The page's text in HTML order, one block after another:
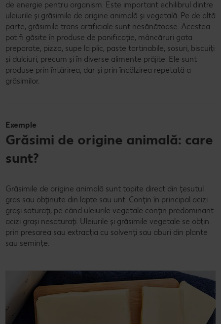
de energie pentru organism. Este important echilibrul dintre
uleiurile și grăsimile de origine animală și vegetală. Pe de altă
parte, grăsimile trans artificiale sunt nesănătoase. Acestea
pot fi găsite în produse de panificație, mâncăruri gata
preparate, pizza, supe la plic, paste tartinabile, sosuri, biscuiți
și dulciuri, precum și în diverse alimente prăjite. Ele sunt
produse prin întărirea, dar și prin încălzirea repetată a
grăsimilor.
Exemple
Grăsimi de origine animală: care
sunt?
Grăsimile de origine animală sunt topite direct din țesutul
gras sau obținute din lapte sau unt. Conțin în principal acizi
grași saturați, pe când uleiurile vegetale conțin predominant
acizi grași nesaturați. Uleiurile și grăsimile vegetale se obțin
prin presarea sau extracția cu solvenți sau aburi din plante
sau semințe.